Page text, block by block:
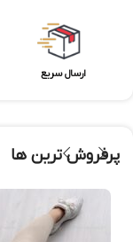
ارسال سریع
پرفروش ترین ها